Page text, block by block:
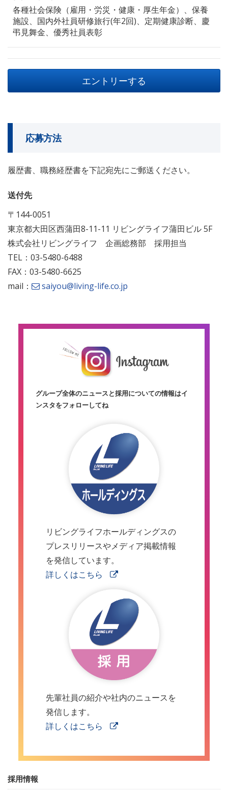
各種社会保険（雇用・労災・健康・厚生年金）、保養
施設、国内外社員研修旅行(年2回)、定期健康診断、慶
弔見舞金、優秀社員表彰
エントリーする
応募方法
履歴書、職務経歴書を下記宛先にご郵送ください。
送付先
〒144-0051
東京都大田区西蒲田8-11-11 リビングライフ蒲田ビル 5F
株式会社リビングライフ 企画総務部 採用担当
TEL：03-5480-6488
FAX：03-5480-6625
mail：
saiyou@living-life.co.jp
グループ全体のニュースと採用についての情報はイ
ンスタをフォローしてね
リビングライフホールディングスの
プレスリリースやメディア掲載情報
を発信しています。
詳しくはこちら
先輩社員の紹介や社内のニュースを
発信します。
詳しくはこちら
採用情報